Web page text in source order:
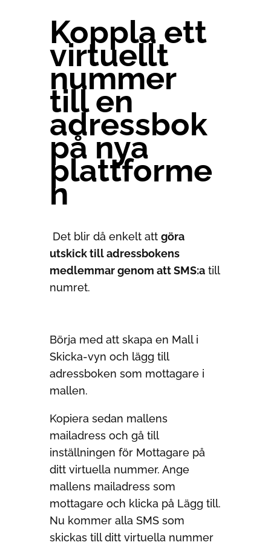
Koppla ett
virtuellt
nummer
till en
adressbok
på nya
plattforme
n
Det blir då enkelt attgöra
utskick till adressbokens
medlemmar genom att SMS:a till
numret.
Börja med att skapa en Mall i
Skicka-vyn och lägg till
adressboken som mottagare i
mallen.
Kopiera sedan mallens
mailadress och gå till
inställningen för Mottagare på
ditt virtuella nummer. Ange
mallens mailadress som
mottagare och klicka på Lägg till.
Nu kommer alla SMS som
skickas till ditt virtuella nummer